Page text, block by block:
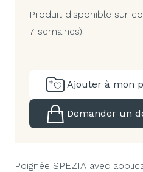
Produit disponible sur
7 semaines)
Ajouter à mon
Demander un
Poignée SPEZIA avec